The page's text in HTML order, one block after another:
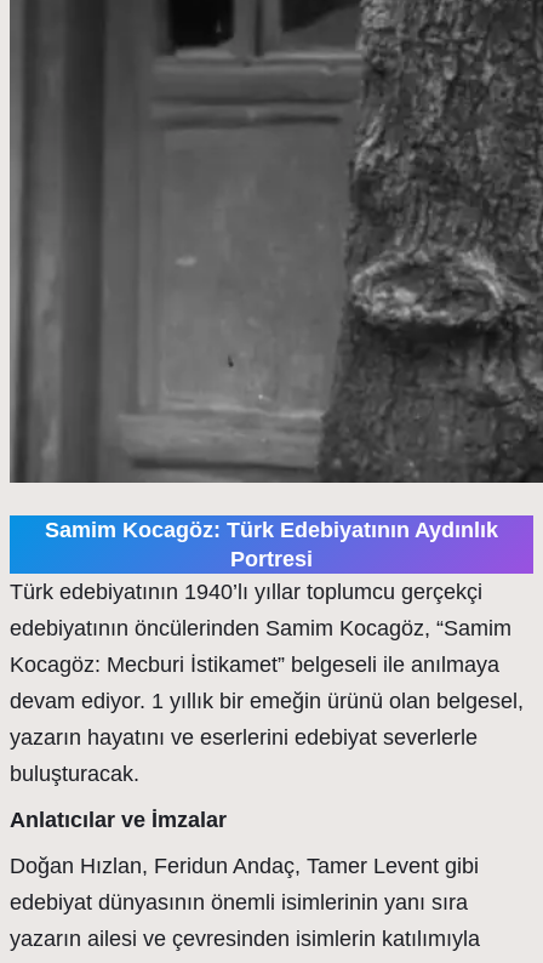
Samim Kocagöz: Türk Edebiyatının Aydınlık
Portresi
Türk edebiyatının 1940’lı yıllar toplumcu gerçekçi
edebiyatının öncülerinden Samim Kocagöz, “Samim
Kocagöz: Mecburi İstikamet” belgeseli ile anılmaya
devam ediyor. 1 yıllık bir emeğin ürünü olan belgesel,
yazarın hayatını ve eserlerini edebiyat severlerle
buluşturacak.
Anlatıcılar ve İmzalar
Doğan Hızlan, Feridun Andaç, Tamer Levent gibi
edebiyat dünyasının önemli isimlerinin yanı sıra
yazarın ailesi ve çevresinden isimlerin katılımıyla